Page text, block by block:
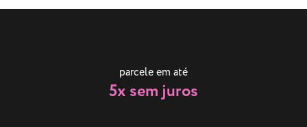
parcele em até
5x sem juros